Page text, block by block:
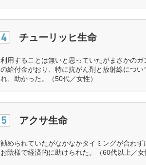
チューリッヒ生命
利用することは無いと思っていたがまさかの
の給付金がおり、特に抗がん剤と放射線につ
れ、助かった。（50代／女性）
アクサ生命
勧められていたがなかなかタイミングが合わ
お陰様で経済的に助けられた。（60代以上／女